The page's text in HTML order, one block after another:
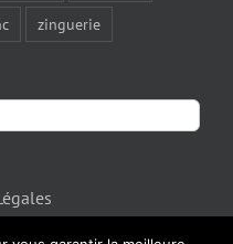
zinguerie